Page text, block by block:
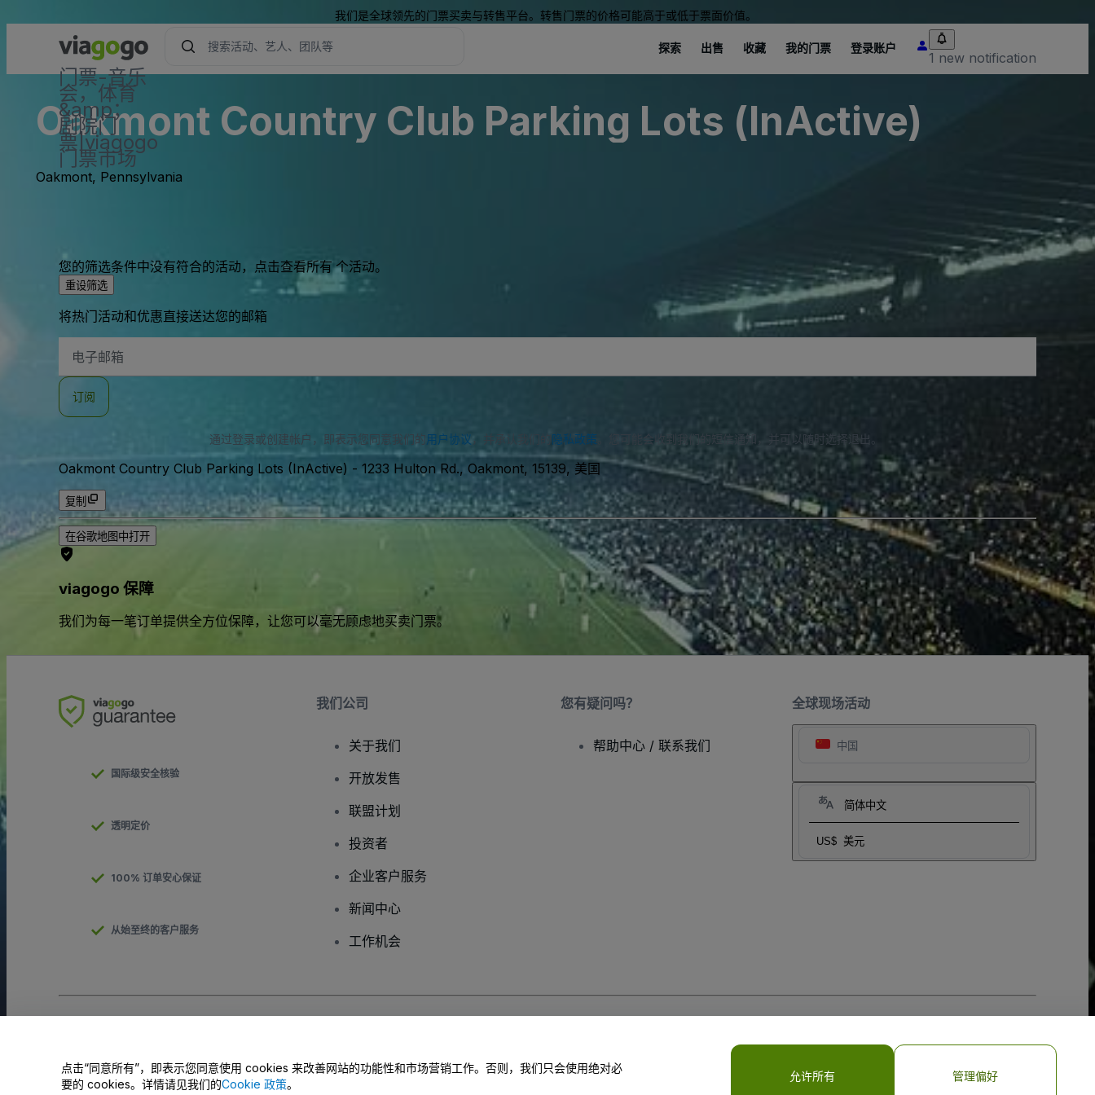
我们是全球领先的门票买卖与转售平台。转售门票的价格可能高于或低于票面价值。
门票-音乐
会，体育
&amp；
剧院门
票|viagogo
门票市场
探索 出售 收藏 我的门票 登录账户
1 new notification
Oakmont Country Club Parking Lots (InActive)
Oakmont, Pennsylvania
您的筛选条件中没有符合的活动，点击查看所有 个活动。
重设筛选
将热门活动和优惠直接送达您的邮箱
子
地
订阅
通过登录或创建帐户，即表示您同意我们的 用户协议 隐私政策 。您可能会收到我们的短信通知，并可以随时选择退出。
Oakmont Country Club Parking Lots (InActive) - 1233 Hulton Rd., Oakmont, 15139, 美国
复制
在谷歌地图中打开
viagogo 保障
我们为每一笔订单提供全方位保障，让您可以毫无顾虑地买卖门票。
全球现场活动
中国
简体中文
US$ 美元
国际级安全核验
透明定价
100% 订单安心保证
从始至终的客户服务
我们公司
关于我们
开放发售
联盟计划
投资者
企业客户服务
新闻中心
工作机会
您有疑问吗？
帮助中心 / 联系我们
请勿共享我的个人信息/您的隐私选择
点击“同意所有”，即表示您同意使用 cookies 来改善网站的功能性和市场营销工作。否则，我们只会使用绝对必
要的 cookies。详情请见我们的Cookie 政策。
允许所有 管理偏好